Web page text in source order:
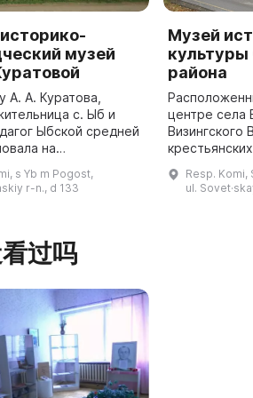
музей
А. А. Куратова,
с. Ыб и
Ыбской средней
на
музей. В
экспозиции
s Yb m Pogost,
r-n., d 133
Музей
района
центре села
Визингского
являющемся
наследием
Resp. Komi,
ul.
过吗